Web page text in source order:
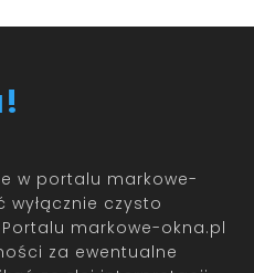
w portalu markowe-
czysto
markowe-okna.pl
za ewentualne